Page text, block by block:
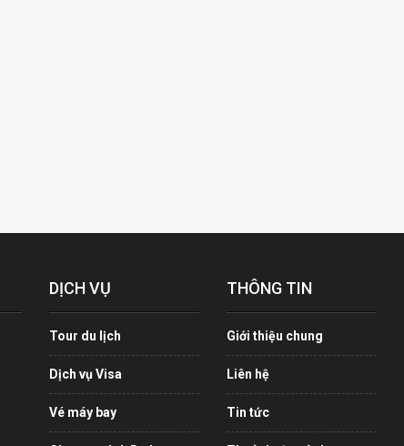
DỊCH VỤ
Tour du lịch
Dịch vụ Visa
Vé máy bay
THÔNG TIN
Giới thiệu chung
Liên hệ
Tin tức